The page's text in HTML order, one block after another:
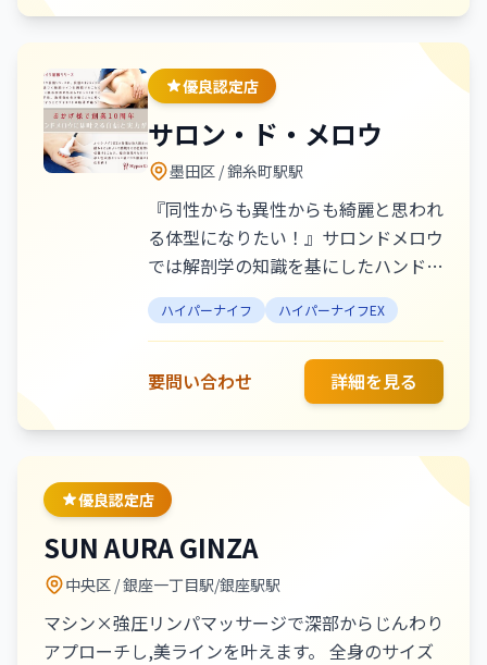
優良認定店
サロン・ド・メロウ
墨田区 / 錦糸町駅駅
『同性からも異性からも綺麗と思われ
る体型になりたい！』サロンドメロウ
では解剖学の知識を基にしたハンドテ
クニックとハイポーラ式最新高周波痩
身器を組合せて1回の施術で驚きのボ
ディラインメイクの結果を体感いただ
けます。くびれ・二の腕・背中・脚で
お悩みの方、『いつまで何キロ痩せた
い！』を叶えます。
ハイパーナイフ ハイパーナイフEX
要問い合わせ 詳細を見る
優良認定店
SUN AURA GINZA
中央区 / 銀座一丁目駅/銀座駅駅
マシン×強圧リンパマッサージで深部からじんわり
アプローチし,美ラインを叶えます。 全身のサイズ